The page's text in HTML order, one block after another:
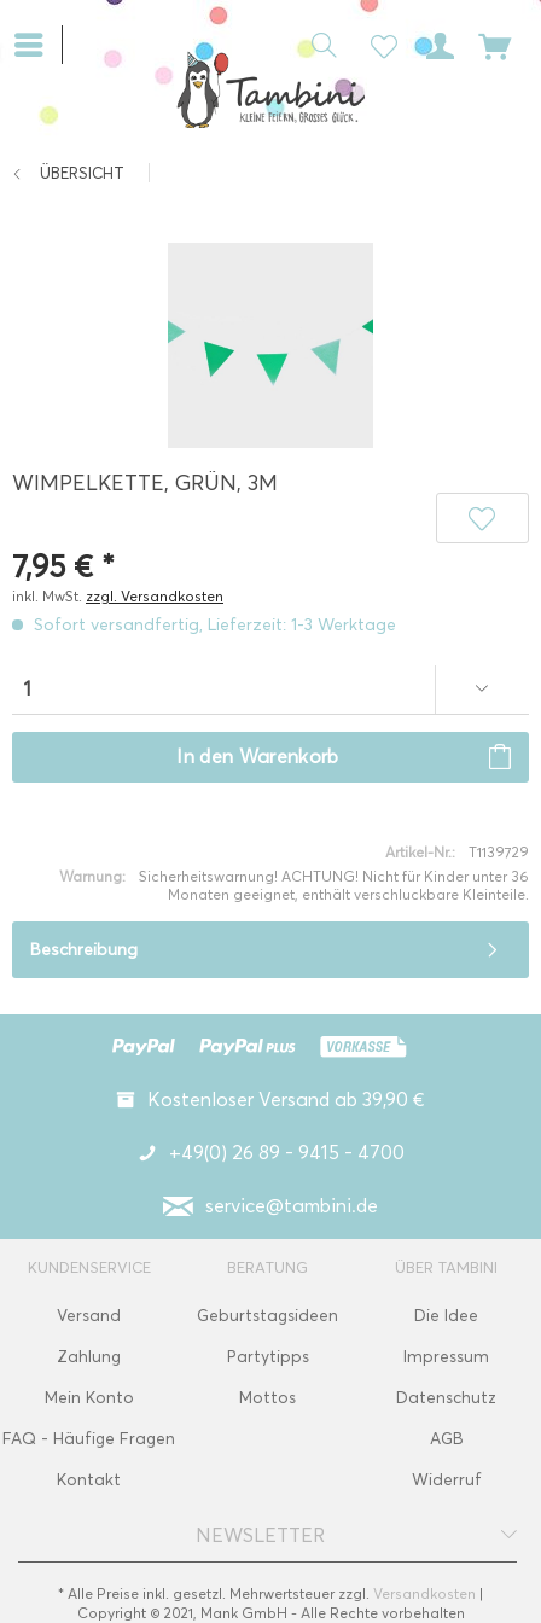
ÜBERSICHT
WIMPELKETTE, GRÜN, 3M
7,95 € *
inkl. MwSt. zzgl. Versandkosten
Sofort versandfertig, Lieferzeit: 1-3 Werktage
In den Warenkorb
Artikel-Nr.:
T1139729
Warnung:
Sicherheitswarnung! ACHTUNG! Nicht für Kinder unter 36
Monaten geeignet, enthält verschluckbare Kleinteile.
Beschreibung
Kostenloser Versand ab 39,90 €
+49(0) 26 89 - 9415 - 4700
service@tambini.de
KUNDENSERVICE
Versand
Zahlung
Mein Konto
FAQ - Häufige Fragen
Kontakt
BERATUNG
Geburtstagsideen
Partytipps
Mottos
ÜBER TAMBINI
Die Idee
Impressum
Datenschutz
AGB
Widerruf
NEWSLETTER
* Alle Preise inkl. gesetzl. Mehrwertsteuer zzgl. Versandkosten |
Copyright © 2021, Mank GmbH - Alle Rechte vorbehalten